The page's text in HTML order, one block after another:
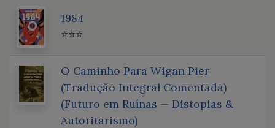
1984
⭐⭐⭐
O Caminho Para Wigan Pier
(Tradução Integral Comentada)
(Futuro em Ruínas — Distopias &
Autoritarismo)